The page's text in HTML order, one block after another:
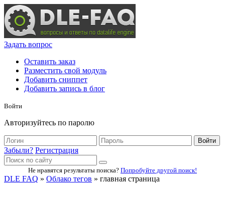
Задать вопрос
Оставить заказ
Разместить свой модуль
Добавить сниппет
Добавить запись в блог
Войти
Авторизуйтесь по паролю
Войти
Забыли? Регистрация
Не нравятся результаты поиска? Попробуйте другой поиск!
DLE FAQ » Облако тегов » главная страница